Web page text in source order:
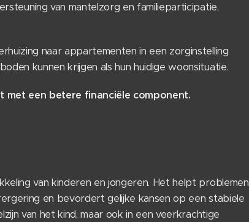
van mantelzorg en familieparticipatie,
naar appartementen in een zorginstelling
kunnen krijgen als hun huidige woonsituatie.
met een betere financiële component.
van kinderen en jongeren. Het helpt problemen
en bevordert gelijke kansen op een stabiele
van het kind, maar ook in een veerkrachtige